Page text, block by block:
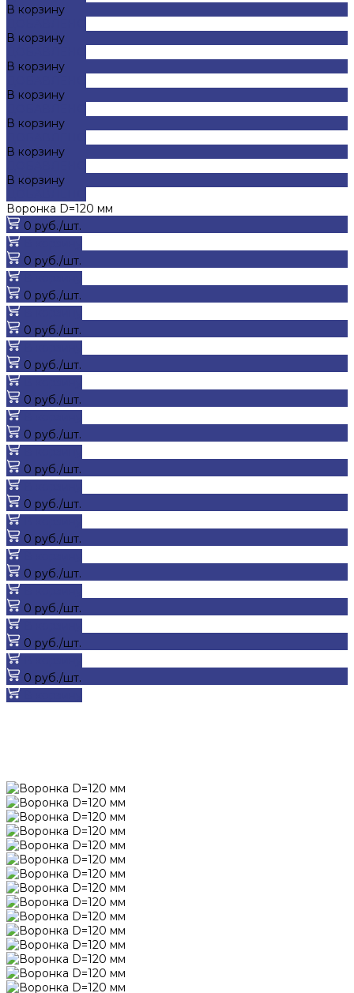
В корзину
В корзину
В корзину
В корзину
В корзину
В корзину
В корзину
Воронка D=120 мм
0 руб./шт.
0 руб./шт.
0 руб./шт.
0 руб./шт.
0 руб./шт.
0 руб./шт.
0 руб./шт.
0 руб./шт.
0 руб./шт.
0 руб./шт.
0 руб./шт.
0 руб./шт.
0 руб./шт.
0 руб./шт.